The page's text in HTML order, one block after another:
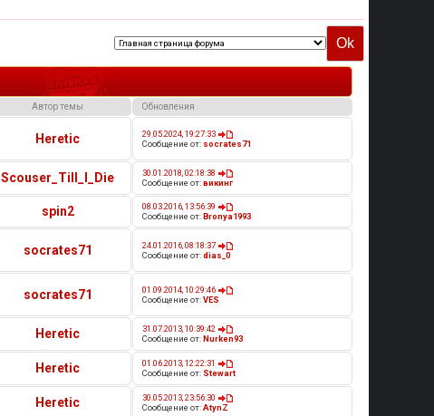
Автор темы Обновления
Heretic
29.05.2024, 19:27:33
Сообщение от: socrates71
Scouser_Till_I_Die
30.01.2018, 02:18:38
Сообщение от:викинг
spin2
08.03.2016, 13:56:39
Сообщение от:Bronya1993
socrates71
24.01.2016, 08:18:37
Сообщение от:dias_0
socrates71
01.09.2014, 10:29:46
Сообщение от:VES
Heretic
31.07.2013, 10:39:42
Сообщение от:Nurken93
Heretic
01.06.2013, 12:22:31
Сообщение от: Stewart
Heretic
30.05.2013, 23:56:30
Сообщение от:AtynZ